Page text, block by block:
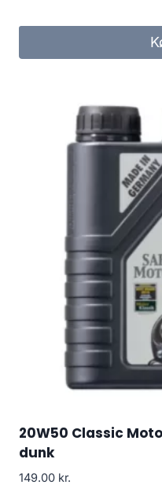
20W50 Classic
dunk
149.00 kr.